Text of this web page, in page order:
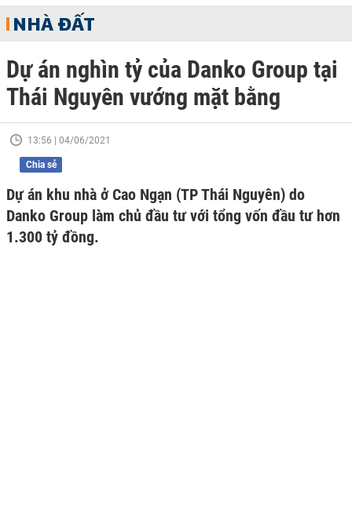
NHÀ ĐẤT
Dự án nghìn tỷ của Danko Group tại
Thái Nguyên vướng mặt bằng
13:56 | 04/06/2021
Chia sẻ
Dự án khu nhà ở Cao Ngạn (TP Thái Nguyên) do
Danko Group làm chủ đầu tư với tổng vốn đầu tư hơn
1.300 tỷ đồng.